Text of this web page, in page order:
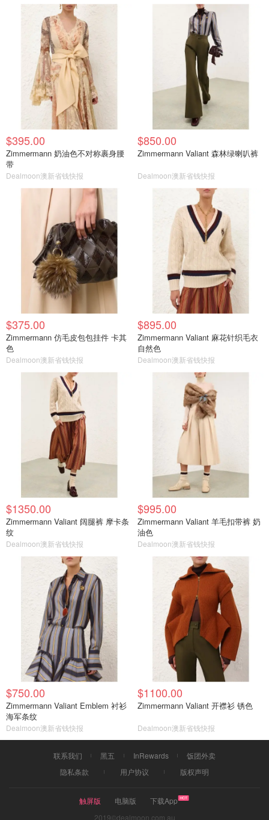
$395.00
Zimmermann 奶油色不对称裹身腰
带
Dealmoon澳新省钱快报
$850.00
Zimmermann Valiant 森林绿喇叭裤
Dealmoon澳新省钱快报
$375.00
Zimmermann 仿毛皮包包挂件 卡其
色
Dealmoon澳新省钱快报
$895.00
Zimmermann Valiant 麻花针织毛衣
自然色
Dealmoon澳新省钱快报
$1350.00
Zimmermann Valiant 阔腿裤 摩卡条
纹
Dealmoon澳新省钱快报
$995.00
Zimmermann Valiant 羊毛扣带裤 奶
油色
Dealmoon澳新省钱快报
$750.00
Zimmermann Valiant Emblem 衬衫
海军条纹
Dealmoon澳新省钱快报
$1100.00
Zimmermann Valiant 开襟衫 锈色
Dealmoon澳新省钱快报
联系我们 黑五 InRewards
饭团外卖
隐私条款
用户协议 版权声明
触屏版 电脑版
下载App
2019©dealmoon.com.au